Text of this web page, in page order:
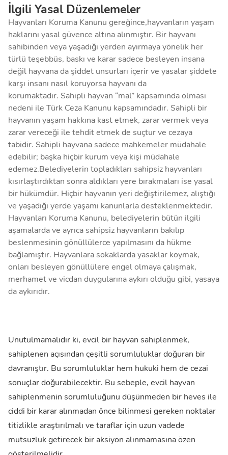
İlgili Yasal Düzenlemeler
Hayvanları Koruma Kanunu gereğince,hayvanların yaşam
haklarını yasal güvence altına alınmıştır. Bir hayvanı
sahibinden veya yaşadığı yerden ayırmaya yönelik her
türlü teşebbüs, baskı ve karar sadece besleyen insana
değil hayvana da şiddet unsurları içerir ve yasalar şiddete
karşı insanı nasıl koruyorsa hayvanı da
korumaktadır. Sahipli hayvan “mal” kapsamında olması
nedeni ile Türk Ceza Kanunu kapsamındadır. Sahipli bir
hayvanın yaşam hakkına kast etmek, zarar vermek veya
zarar vereceği ile tehdit etmek de suçtur ve cezaya
tabidir. Sahipli hayvana sadece mahkemeler müdahale
edebilir; başka hiçbir kurum veya kişi müdahale
edemez.Belediyelerin topladıkları sahipsiz hayvanları
kısırlaştırdıktan sonra aldıkları yere bırakmaları ise yasal
bir hükümdür. Hiçbir hayvanın yeri değiştirilemez, alıştığı
ve yaşadığı yerde yaşamı kanunlarla desteklenmektedir.
Hayvanları Koruma Kanunu, belediyelerin bütün ilgili
aşamalarda ve ayrıca sahipsiz hayvanların bakılıp
beslenmesinin gönüllülerce yapılmasını da hükme
bağlamıştır. Hayvanlara sokaklarda yasaklar koymak,
onları besleyen gönüllülere engel olmaya çalışmak,
merhamet ve vicdan duygularına aykırı olduğu gibi, yasaya
da aykırıdır.
Unutulmamalıdır ki, evcil bir hayvan sahiplenmek,
sahiplenen açısından çeşitli sorumluluklar doğuran bir
davranıştır. Bu sorumluluklar hem hukuki hem de cezai
sonuçlar doğurabilecektir. Bu sebeple, evcil hayvan
sahiplenmenin sorumluluğunu düşünmeden bir heves ile
ciddi bir karar alınmadan önce bilinmesi gereken noktalar
titizlikle araştırılmalı ve taraflar için uzun vadede
mutsuzluk getirecek bir aksiyon alınmamasına özen